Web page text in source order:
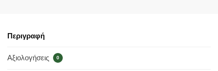
Περιγραφή
Αξιολογήσεις 0